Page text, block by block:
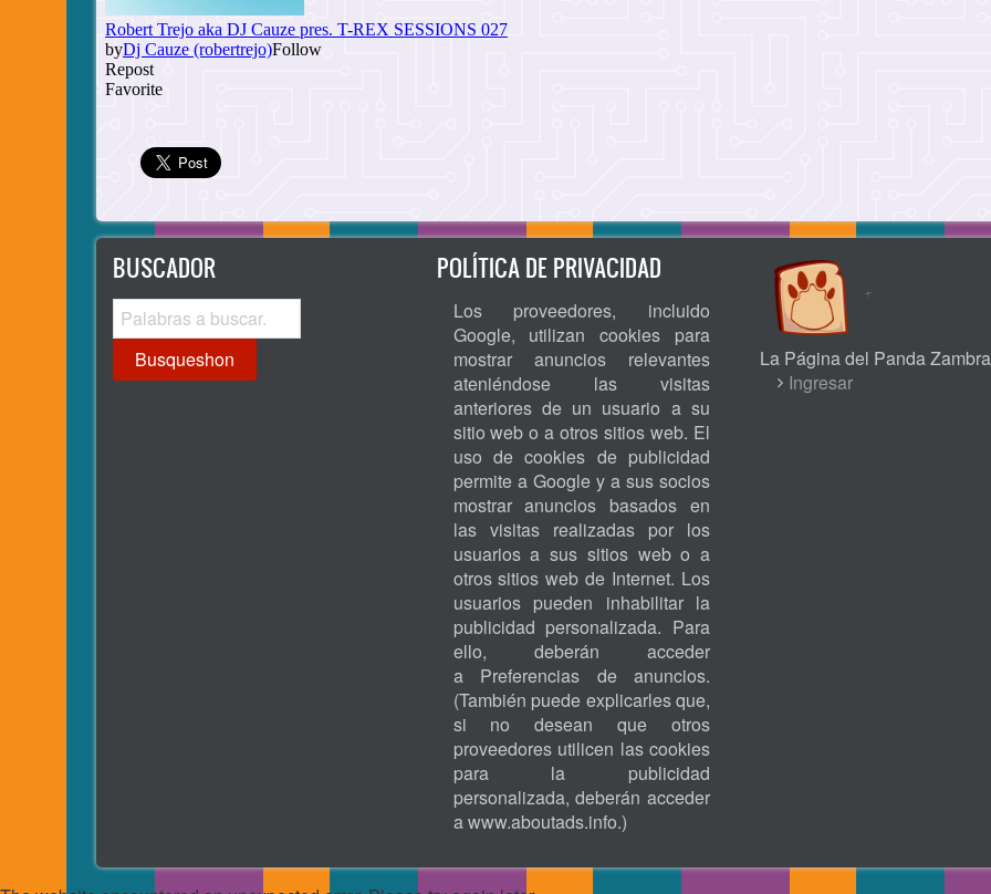
BUSCADOR
Busqueshon
POLÍTICA DE PRIVACIDAD
Los proveedores, incluido
Google, utilizan cookies para
mostrar anuncios relevantes
ateniéndose las visitas
anteriores de un usuario a su
sitio web o a otros sitios web. El
uso de cookies de publicidad
permite a Google y a sus socios
mostrar anuncios basados en
las visitas realizadas por los
usuarios a sus sitios web o a
otros sitios web de Internet. Los
usuarios pueden inhabilitar la
publicidad personalizada. Para
ello, deberán acceder
a Preferencias de anuncios.
(También puede explicarles que,
si no desean que otros
proveedores utilicen las cookies
para la publicidad
personalizada, deberán acceder
awww.aboutads.info.)
La Página del Panda
USERIngresar